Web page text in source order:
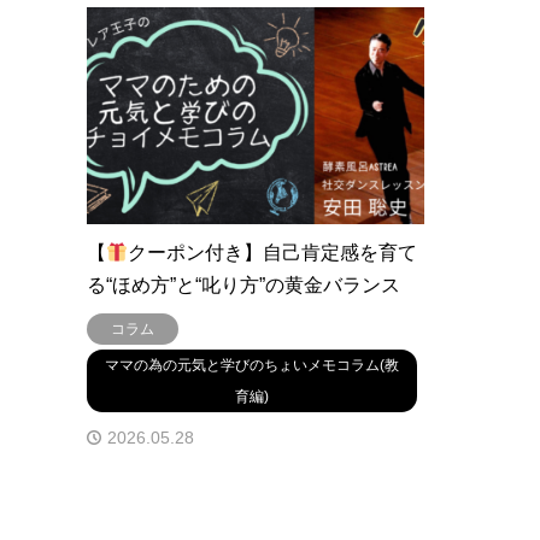
【
クーポン付き】自己肯定感を育て
る“ほめ方”と“叱り方”の黄金バランス
コラム
ママの為の元気と学びのちょいメモコラム(教
育編)
2026.05.28